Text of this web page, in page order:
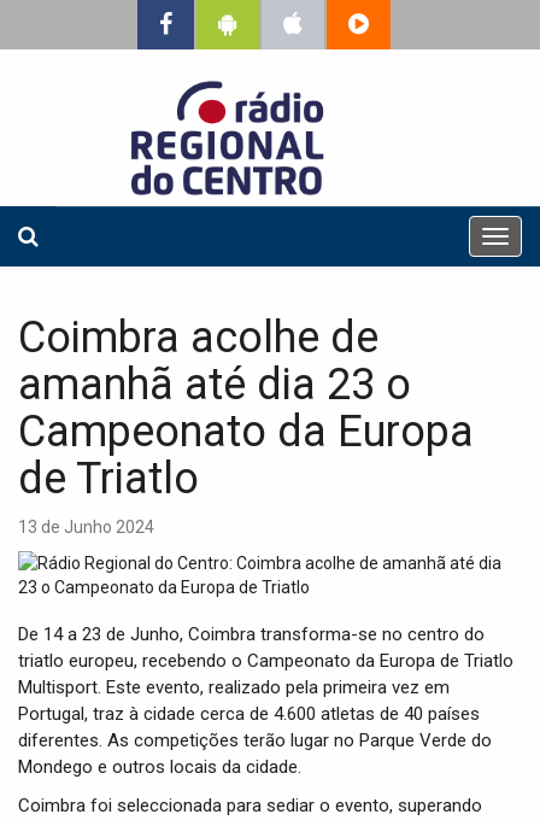
T
o
i
Coimbra acolhe de
amanhã até dia 23 o
Campeonato da Europa
de Triatlo
13 de Junho 2024
De 14 a 23 de Junho, Coimbra transforma-se no centro do
triatlo europeu, recebendo o Campeonato da Europa de Triatlo
Multisport. Este evento, realizado pela primeira vez em
Portugal, traz à cidade cerca de 4.600 atletas de 40 países
diferentes. As competições terão lugar no Parque Verde do
Mondego e outros locais da cidade.
Coimbra foi seleccionada para sediar o evento, superando